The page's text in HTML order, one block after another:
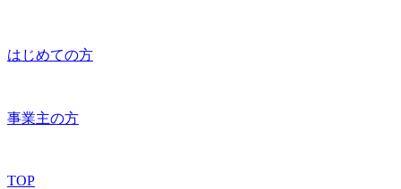
はじめての方
事業主の方
TOP